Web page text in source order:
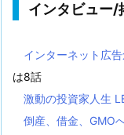
インタビュー/
インターネット広
は8話
激動の投資家人生
倒産、借金、GMO